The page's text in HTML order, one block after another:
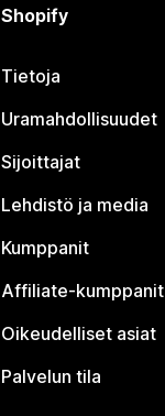
Shopify
Tietoja
Uramahdollisuudet
Sijoittajat
Lehdistö ja media
Kumppanit
Affiliate-kumppanit
Oikeudelliset asiat
Palvelun tila